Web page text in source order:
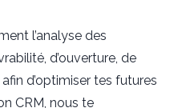
l’analyse des
d’ouverture, de
d’optimiser tes futures
CRM, nous te